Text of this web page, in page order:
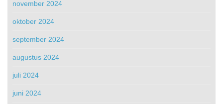
november 2024
oktober 2024
september 2024
augustus 2024
juli 2024
juni 2024